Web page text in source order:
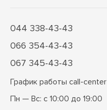
044 338-43-43
066 354-43-43
067 345-43-43
График работы call-center
Пн — Вс: с 10:00 до 19:00